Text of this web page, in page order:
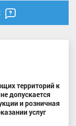
территорий к
допускается
и розничная
услуг